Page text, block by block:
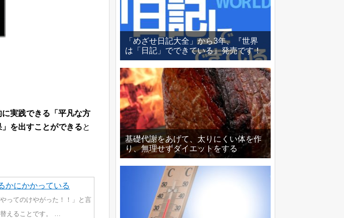
実践できる「平凡な方
を出すことができると
かにかかっている
ってのけやがった！！」と言
えることです。 …
「めざせ日記大全」から3年、『世界
は「日記」でできている』発売です！
基礎代謝をあげて、太りにくい体を作
り、無理せずダイエットをする